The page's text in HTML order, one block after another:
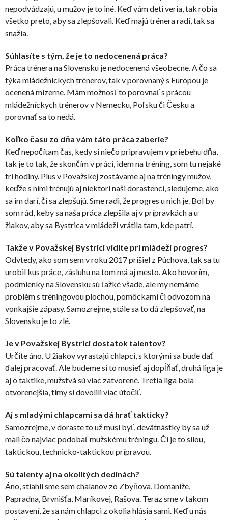
nepodvádzajú, u mužov je to iné. Keď vám deti veria, tak robia
všetko preto, aby sa zlepšovali. Keď majú trénera radi, tak sa
snažia.
Súhlasíte s tým, že je to nedocenená práca?
Práca trénera na Slovensku je nedocenená všeobecne. A čo sa
týka mládežníckych trénerov, tak v porovnaný s Európou je
ocenená mizerne. Mám možnosť to porovnať s prácou
mládežníckych trénerov v Nemecku, Poľsku či Česku a
porovnať sa to nedá.
Koľko času zo dňa vám táto práca zaberie?
Keď nepočítam čas, kedy si niečo pripravujem v priebehu dňa,
tak je to tak, že skončím v práci, idem na tréning, som tu nejaké
tri hodiny. Plus v Považskej zostávame aj na tréningy mužov,
keďže s nimi trénujú aj niektorí naši dorastenci, sledujeme, ako
sa im darí, či sa zlepšujú. Sme radi, že progres u nich je. Bol by
som rád, keby sa naša práca zlepšila aj v prípravkách a u
žiakov, aby sa Bystrica v mládeži vrátila tam, kde patrí.
Takže v Považskej Bystrici vidíte pri mládeži progres?
Odvtedy, ako som sem v roku 2017 prišiel z Púchova, tak sa tu
urobil kus práce, zásluhu na tom má aj mesto. Ako hovorím,
podmienky na Slovensku sú ťažké všade, ale my nemáme
problém s tréningovou plochou, pomôckami či odvozom na
vonkajšie zápasy. Samozrejme, stále sa to dá zlepšovať, na
Slovensku je to zlé.
Je v Považskej Bystrici dostatok talentov?
Určite áno. U žiakov vyrastajú chlapci, s ktorými sa bude dať
ďalej pracovať. Ale budeme si to musieť aj dopĺňať, druhá liga je
aj o taktike, mužstvá sú viac zatvorené. Tretia liga bola
otvorenejšia, tímy si dovolili viac útočiť.
Aj s mladými chlapcami sa dá hrať takticky?
Samozrejme, v doraste to už musí byť, devätnástky by sa už
mali čo najviac podobať mužskému tréningu. Či je to silou,
taktickou, technicko-taktickou prípravou.
Sú talenty aj na okolitých dedinách?
Áno, stiahli sme sem chalanov zo Zbyňova, Domaniže,
Papradna, Brvnišťa, Maríkovej, Rašova. Teraz sme v takom
postavení, že sa nám chlapci z okolia hlásia sami. Keď u nás